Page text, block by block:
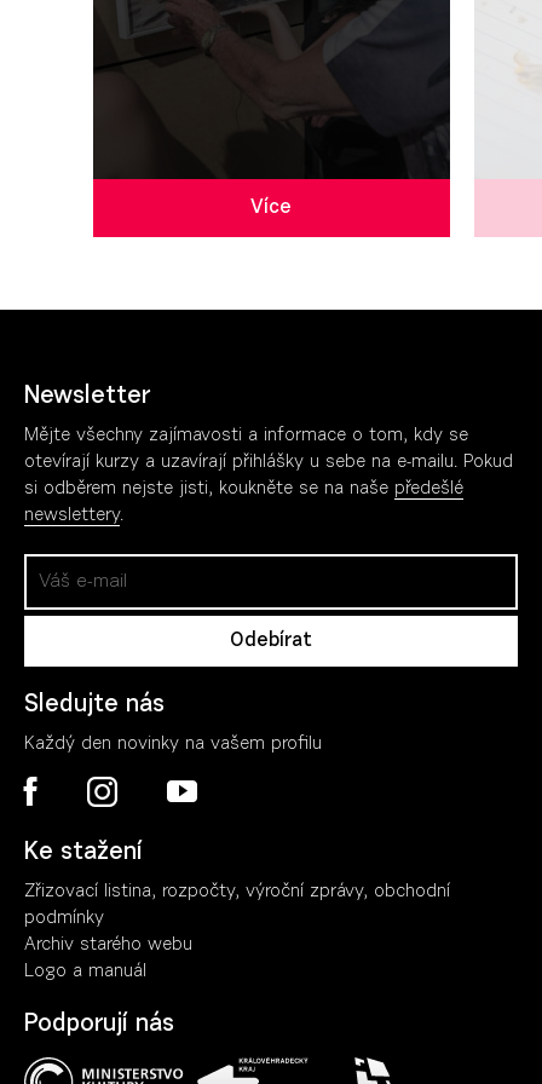
Více
Newsletter
Mějte všechny zajímavosti a informace o tom, kdy se
otevírají kurzy a uzavírají přihlášky u sebe na e-mailu. Pokud
si odběrem nejste jisti, koukněte se na naše předešlé
newslettery.
Sledujte nás
Každý den novinky na vašem profilu
Ke stažení
Zřizovací listina, rozpočty, výroční zprávy, obchodní
podmínky
Archiv starého webu
Logo a manuál
Podporují nás